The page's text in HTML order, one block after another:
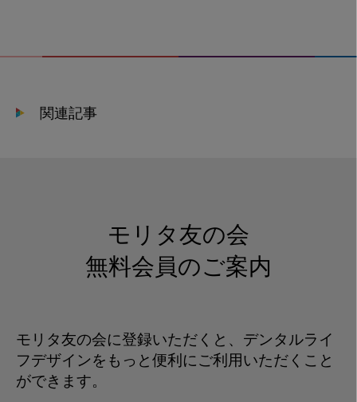
関連記事
モリタ友の会
無料会員のご案内
モリタ友の会に登録いただくと、デンタルライ
フデザインをもっと便利にご利用いただくこと
ができます。